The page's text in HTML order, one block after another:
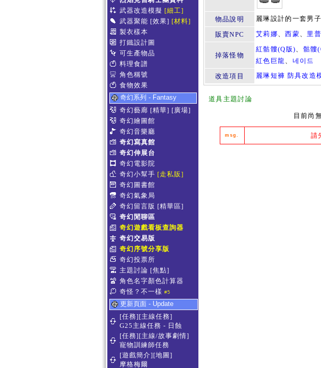
武器改造模擬 [細工]
武器聚能 [效果] [材料]
製衣樣本
打鐵設計圖
可生產物品
料理食譜
角色稱號
食物效果
奇幻系列 - Fantasy
奇幻藝廊 [精華] [廣場]
奇幻繪圖館
奇幻音樂廳
奇幻寫真館
奇幻伸展台
奇幻電影院
奇幻小幫手 [走私販]
奇幻圖書館
奇幻氣象局
奇幻留言版 [精華區]
奇幻閒聊區
奇幻遊戲看板查詢器
奇幻交易版
奇幻序號分享版
奇幻投票所
主題討論 [焦點]
角色名字顏色計算器
奇怪？不一樣 #5
更新頁面 - Update
[任務][主線任務]
G25主線任務 - 日蝕
[任務][主線/故事劇情]
寵物訓練師任務
[遊戲簡介][地圖]
摩格梅爾
物品說明 麗琳設計的一套男子
販賣NPC 艾莉娜、西蒙、 里
掉落怪物
紅骷髏(Q版)、 骷髏
紅色巨龍、 네이드
改造項目
麗琳短褲 防具改造
道具主題討論
目前尚
msg. 請